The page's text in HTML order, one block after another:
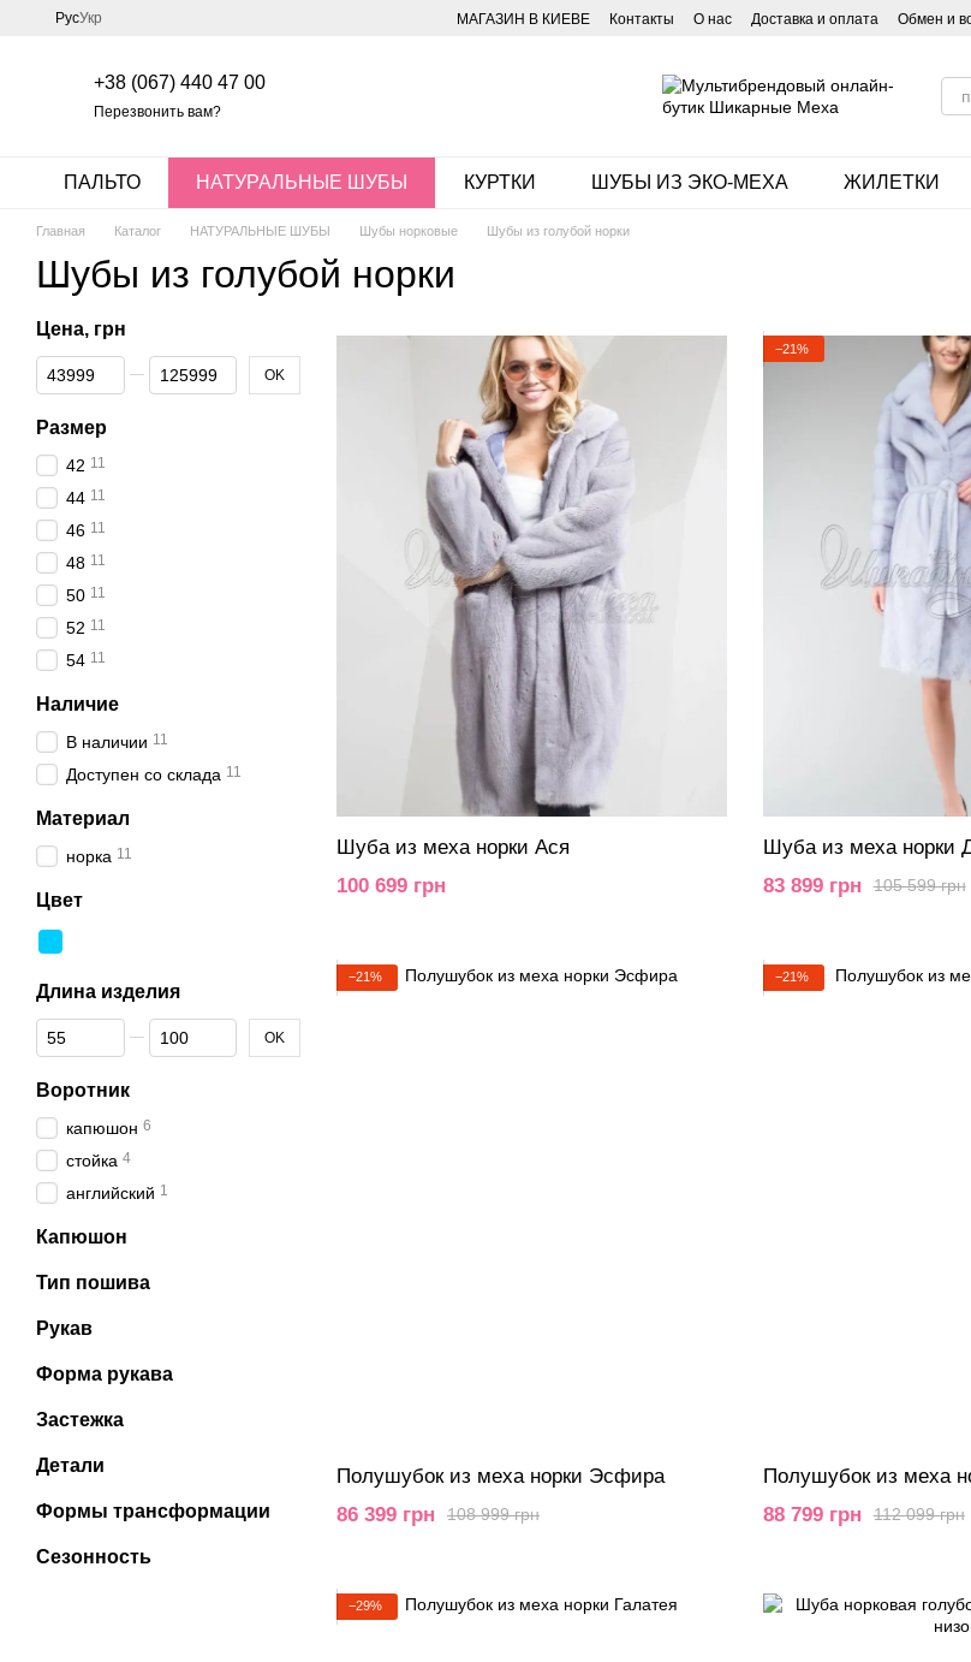
Перейти к основному контенту
РусУкр МАГАЗИН В КИЕВЕ Контакты О нас Доставка и оплата Обмен и
+38 (067) 440 47 00
Перезвонить вам?
ПАЛЬТО НАТУРАЛЬНЫЕ ШУБЫ КУРТКИ ШУБЫ ИЗ ЭКО-МЕХА ЖИЛЕТКИ
Главная Каталог НАТУРАЛЬНЫЕ ШУБЫ Шубы норковые Шубы из голубой норки
Шубы из голубой норки
Шуба из меха норки Ася
100 699 грн
−21%
Шуба из меха норки
105 599 грн
83 899 грн
−21%
Полушубок из меха норки Эсфира
108 999 грн
86 399 грн
−21%
Полушубок из меха
112 099 грн
88 799 грн
−29%
Цена, грн
От Цена, грн
До Цена, грн OK
Размер
42 11
44 11
46 11
48 11
50 11
52 11
54 11
Наличие
В наличии 11
Доступен со склада 11
Материал
норка 11
Цвет
Длина изделия
От Длина изделия
До Длина изделия OK
Воротник
капюшон 6
стойка 4
английский 1
Капюшон
Тип пошива
Рукав
Форма рукава
Застежка
Детали
Формы трансформации
Сезонность